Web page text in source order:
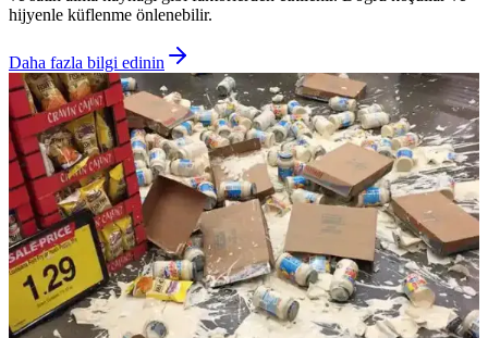
hijyenle küflenme önlenebilir.
Daha fazla bilgi edinin